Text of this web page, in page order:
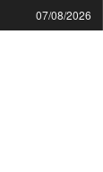
07/08/2026